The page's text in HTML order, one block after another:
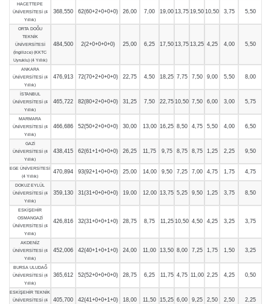
HACETTEPE
ÜNİVERSİTESİ (4
Yıllık)
368,550 62(60+2+0+0+0) 26,00 7,00 19,00 13,75 19,50 10,50 3,75 5,50
ORTA DOĞU
TEKNİK
ÜNİVERSİTESİ
(İngilizce) (KKTC
Uyruklu) (4 Yıllık)
484,500 2(2+0+0+0+0) 25,00 6,25 17,50 13,75 13,25 4,25 4,00 5,50
ANKARA
ÜNİVERSİTESİ (4
Yıllık)
476,913 72(70+2+0+0+0) 22,75 4,50 18,25 7,75 7,50 9,00 5,50 8,00
İSTANBUL
ÜNİVERSİTESİ (4
Yıllık)
465,722 82(80+2+0+0+0) 31,25 7,50 22,75 10,50 7,50 6,00 3,00 5,75
MARMARA
ÜNİVERSİTESİ (4
Yıllık)
466,686 52(50+2+0+0+0) 30,00 13,00 16,25 8,50 4,75 5,50 4,00 6,50
GAZİ
ÜNİVERSİTESİ (4
Yıllık)
438,415 62(61+1+0+0+0) 26,25 11,75 9,75 8,75 8,75 1,25 2,25 9,50
EGE ÜNİVERSİTESİ
(4 Yıllık)
470,894 93(92+1+0+0+0) 25,00 14,00 9,50 7,25 7,00 4,75 1,75 4,75
DOKUZ EYLÜL
ÜNİVERSİTESİ (4
Yıllık)
359,130 31(31+0+0+0+0) 19,00 12,00 13,75 5,25 9,50 1,25 3,75 8,50
ESKİŞEHİR
OSMANGAZİ
ÜNİVERSİTESİ (4
Yıllık)
426,816 32(31+0+0+1+0) 28,75 8,75 11,25 10,50 4,50 4,25 3,25 3,75
AKDENİZ
ÜNİVERSİTESİ (4
Yıllık)
452,006 42(40+1+0+1+0) 24,00 11,00 13,50 8,00 7,25 1,75 1,50 3,25
BURSA ULUDAĞ
ÜNİVERSİTESİ (4
Yıllık)
365,612 52(52+0+0+0+0) 28,75 6,25 11,75 4,75 11,00 2,25 4,25 0,50
ESKİŞEHİR TEKNİK
ÜNİVERSİTESİ (4
405,700 42(41+0+0+1+0) 18,00 11,50 15,25 6,00 9,25 2,50 2,50 2,25